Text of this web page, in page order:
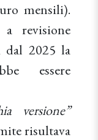
mensili).
revisione
dal 2025 la
essere
versione”
risultava